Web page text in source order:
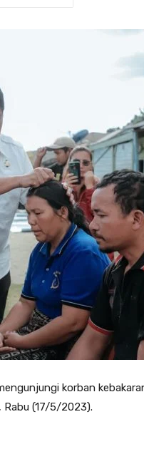
korban
Rabu (17/5/2023).